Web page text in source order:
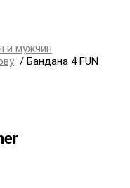
и мужчин
/ Бандана 4 FUN